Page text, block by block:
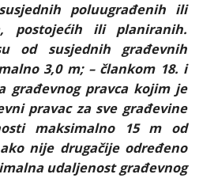
poluugrađenih ili
postojećih ili planiranih.
od susjednih građevnih
3,0 m; – člankom 18. i
građevnog pravca kojim je
pravac za sve građevine
maksimalno 15 m od
nije drugačije određeno
udaljenost građevnog